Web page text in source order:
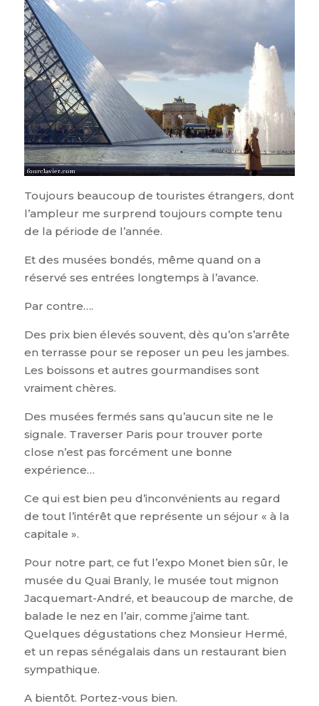
Toujours beaucoup de touristes étrangers, dont
l’ampleur me surprend toujours compte tenu
de la période de l’année.
Et des musées bondés, même quand on a
réservé ses entrées longtemps à l’avance.
Par contre….
Des prix bien élevés souvent, dès qu’on s’arrête
en terrasse pour se reposer un peu les jambes.
Les boissons et autres gourmandises sont
vraiment chères.
Des musées fermés sans qu’aucun site ne le
signale. Traverser Paris pour trouver porte
close n’est pas forcément une bonne
expérience…
Ce qui est bien peu d’inconvénients au regard
de tout l’intérêt que représente un séjour « à la
capitale ».
Pour notre part, ce fut l’expo Monet bien sûr, le
musée du Quai Branly, le musée tout mignon
Jacquemart-André, et beaucoup de marche, de
balade le nez en l’air, comme j’aime tant.
Quelques dégustations chez Monsieur Hermé,
et un repas sénégalais dans un restaurant bien
sympathique.
A bientôt. Portez-vous bien.